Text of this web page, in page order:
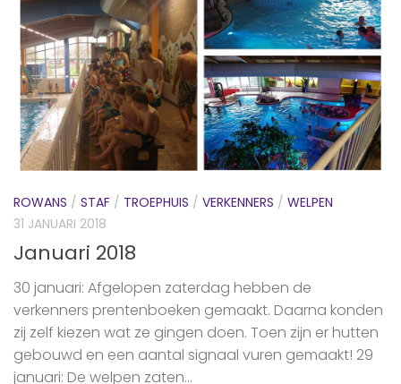
ROWANS / STAF / TROEPHUIS / VERKENNERS / WELPEN
31 JANUARI 2018
Januari 2018
30 januari: Afgelopen zaterdag hebben de
verkenners prentenboeken gemaakt. Daarna konden
zij zelf kiezen wat ze gingen doen. Toen zijn er hutten
gebouwd en een aantal signaal vuren gemaakt! 29
januari: De welpen zaten...